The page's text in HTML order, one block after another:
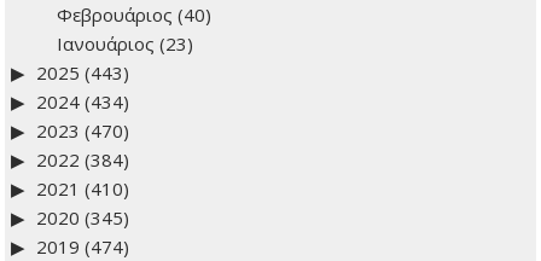
Φεβρουάριος (40)
Ιανουάριος (23)
2025 (443)
2024 (434)
2023 (470)
2022 (384)
2021 (410)
2020 (345)
2019 (474)